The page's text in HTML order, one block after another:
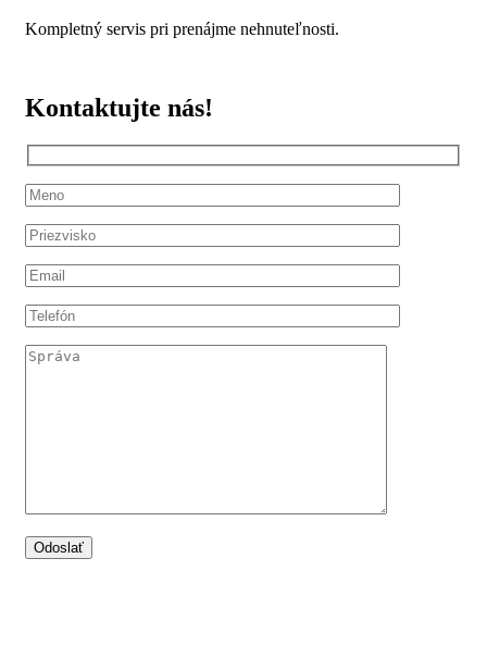
Kompletný servis pri prenájme nehnuteľnosti.
Kontaktujte nás!